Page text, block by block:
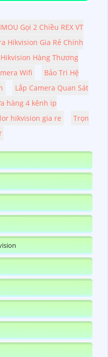
Gọi 2 Chiều REX VT
Hikvision Gia Rẻ Chính
Hàng Thương
Wifi
Bảo Trì Hệ
Lắp Camera Quan Sát
hàng 4 kênh ip
hikvision gia re
Trọn